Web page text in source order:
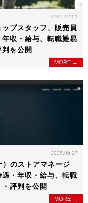
2025.12.01
プスタッフ、販売員
収・給与、転職難易
を公開
MORE →
2025.09.27
のストアマネージ
・年収・給与、転職
評判を公開
MORE →